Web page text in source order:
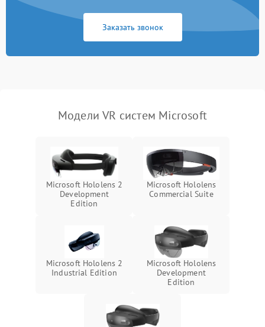
Поломка системы
автоматического
Неисправность системы
защиты от перегрева
1000 ₽ Подробнее →
защиты от
перенапряжения
1000 ₽ Подробнее →
Неисправность системы
защиты от замыкания
1000 ₽ Подробнее →
Повреждение системы
защиты от перегрузок
Подробнее →
Неисправность системы
Подробнее →
Заказать звонок
Модели VR систем Microsoft
Microsoft Hololens 2
Development
Edition
Microsoft Hololens
Commercial Suite
Microsoft Hololens 2
Industrial Edition
Microsoft Hololens
Development
Edition